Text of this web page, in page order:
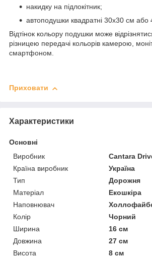
накидку на підлокітник;
автоподушки квадратні 30х30 см або
Відтінок кольору подушки може
різницею передачі кольорів камерою,
смартфоном.
Приховати
Характеристики
Основні
Виробник
Cantara
Країна виробник
Україна
Тип
Дорожня
Матеріал
Екошкіра
Наповнювач
Колір
Чорний
Ширина
16 см
Довжина
27 см
Висота
8 см